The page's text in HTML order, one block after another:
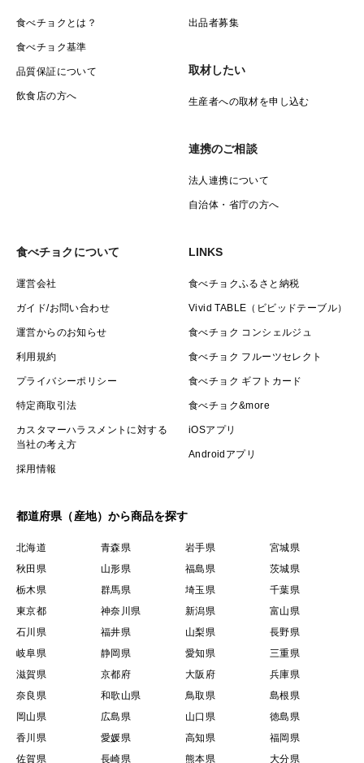
breed_seq=00000892
す。保存するなら冷蔵庫での保存が適しています。
れています。乾燥対策も長持ちの基本です。
新聞紙・キッチンペーパーで包む、ビニール袋に入れる
などするとよりいいかと思います。
食べチョクとは？
食べチョク基準
品質保証について
飲食店の方へ
出品者募集
取材したい
生産者への取材を申し込む
連携のご相談
法人連携について
自治体・省庁の方へ
食べチョクについて
運営会社
ガイド/お問い合わせ
運営からのお知らせ
利用規約
プライバシーポリシー
特定商取引法
カスタマーハラスメントに対する
当社の考え方
採用情報
LINKS
食べチョクふるさと納税
Vivid TABLE（ビビッドテーブル）
食べチョク コンシェルジュ
食べチョク フルーツセレクト
食べチョク ギフトカード
食べチョク&more
iOSアプリ
Androidアプリ
都道府県（産地）から商品を探す
北海道 青森県 岩手県
宮城県
秋田県
山形県 福島県
茨城県
栃木県
群馬県 埼玉県
千葉県
東京都
神奈川県 新潟県
富山県
石川県
福井県 山梨県
長野県
岐阜県
静岡県 愛知県
三重県
滋賀県
京都府 大阪府
兵庫県
奈良県
和歌山県 鳥取県
島根県
岡山県
広島県 山口県
徳島県
香川県
愛媛県 高知県
福岡県
佐賀県
長崎県 熊本県 大分県